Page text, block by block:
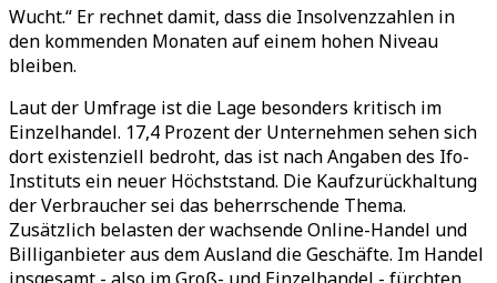
Wucht.“ Er rechnet damit, dass die Insolvenzzahlen in
den kommenden Monaten auf einem hohen Niveau
bleiben.
Laut der Umfrage ist die Lage besonders kritisch im
Einzelhandel. 17,4 Prozent der Unternehmen sehen sich
dort existenziell bedroht, das ist nach Angaben des Ifo-
Instituts ein neuer Höchststand. Die Kaufzurückhaltung
der Verbraucher sei das beherrschende Thema.
Zusätzlich belasten der wachsende Online-Handel und
Billiganbieter aus dem Ausland die Geschäfte. Im Handel